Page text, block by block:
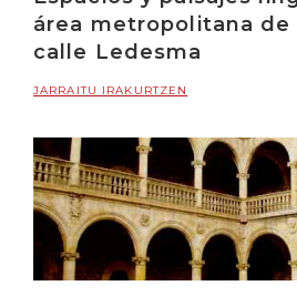
área metropolitana de
calle Ledesma
JARRAITU IRAKURTZEN